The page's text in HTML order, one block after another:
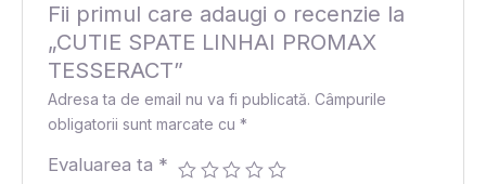
Fii primul care adaugi o recenzie la
„CUTIE SPATE LINHAI PROMAX
TESSERACT”
Adresa ta de email nu va fi publicată. Câmpurile
obligatorii sunt marcate cu*
Evaluarea ta *